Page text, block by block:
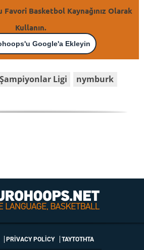
Favori Basketbol Kaynağınız Olarak
Kullanın.
Google'a Ekleyin
Ligi nymburk
PRIVACY POLICY ΤΑΥΤΟΤΗΤΑ